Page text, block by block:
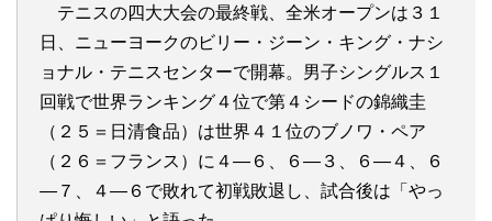
テニスの四大大会の最終戦、全米オープンは３１
日、ニューヨークのビリー・ジーン・キング・ナシ
ョナル・テニスセンターで開幕。男子シングルス１
回戦で世界ランキング４位で第４シードの錦織圭
（２５＝日清食品）は世界４１位のブノワ・ペア
（２６＝フランス）に４―６、６―３、６―４、６
―７、４―６で敗れて初戦敗退し、試合後は「やっ